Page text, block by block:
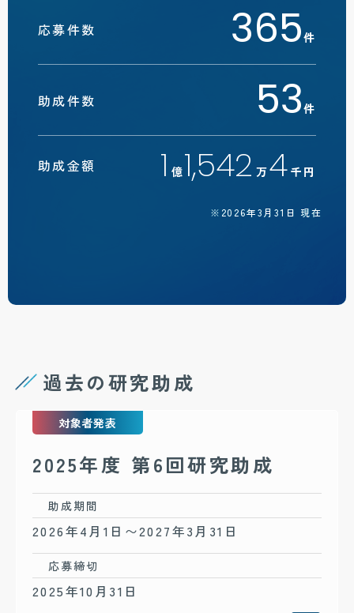
応募件数 365件
助成件数 53件
助成金額 1 億1,542 万4 千円
※2026年3月31日 現在
過去の研究助成
対象者発表
2025年度 第6回研究助成
助成期間
2026年4月1日〜2027年3月31日
応募締切
2025年10月31日